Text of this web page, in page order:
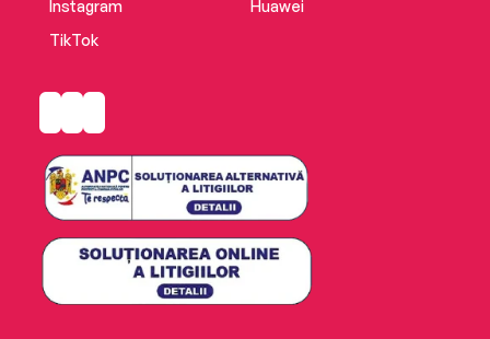
Instagram
TikTok
Huawei